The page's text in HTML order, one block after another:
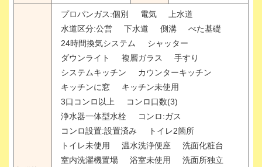
プロパンガス:個別 電気
上水道
水道区分:公営
下水道 側溝
べた基礎
24時間換気システム
シャッター
ダウンライト
複層ガラス
手すり
システムキッチン
カウンターキッチン
キッチンに窓
キッチン未使用
3口コンロ以上
コンロ口数(3)
浄水器一体型水栓
コンロ:ガス
コンロ設置:設置済み
トイレ2箇所
トイレ未使用
温水洗浄便座
洗面化粧台
室内洗濯機置場
浴室未使用 洗面所独立